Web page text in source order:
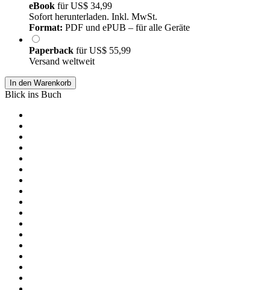
eBook fürUS$ 34,99
Sofort herunterladen. Inkl. MwSt.
Format: PDF und ePUB – für alle Geräte
Paperback fürUS$ 55,99
Versand weltweit
In den Warenkorb
Blick ins Buch